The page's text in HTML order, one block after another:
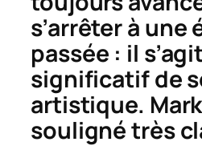
s’arrêter à une
passée : il
significatif de
artistique.
souligné très